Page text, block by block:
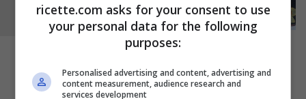
ricette.com asks for your consent to use
your personal data for the following
purposes:
Personalised advertising and content, advertising and
content measurement, audience research and
services development